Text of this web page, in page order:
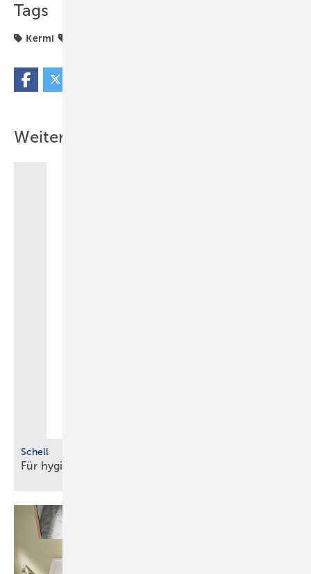
Tags
Kermi
Weitere Inhalte
Schell
Für hygienisch sichere